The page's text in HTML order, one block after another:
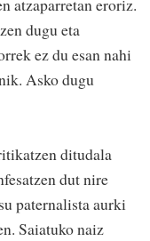
dugu eta
ez du esan nahi
Asko dugu
ditudala
dut nire
paternalista aurki
Saiatuko naiz